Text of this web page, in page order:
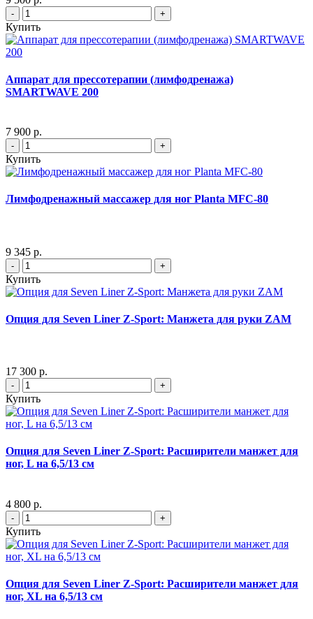
- +
Купить
Аппарат для прессотерапии (лимфодренажа)
SMARTWAVE 200
7 900 р.
- +
Купить
Лимфодренажный массажер для ног Planta MFC-80
9 345 р.
- +
Купить
Опция для Seven Liner Z-Sport: Манжета для руки ZAM
17 300 р.
- +
Купить
Опция для Seven Liner Z-Sport: Расширители манжет для
ног, L на 6,5/13 см
4 800 р.
- +
Купить
Опция для Seven Liner Z-Sport: Расширители манжет для
ног, XL на 6,5/13 см